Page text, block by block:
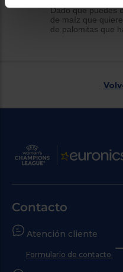
Dado que puedes
de maíz que
de palomitas que
Contacto
Atención cliente
Formulario de contacto